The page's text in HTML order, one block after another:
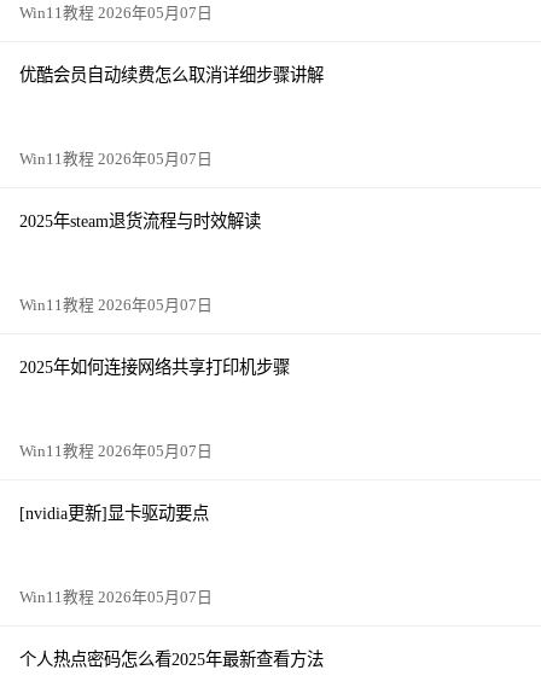
Win11教程 2026年05月07日
优酷会员自动续费怎么取消详细步骤讲解
Win11教程 2026年05月07日
2025年steam退货流程与时效解读
Win11教程 2026年05月07日
2025年如何连接网络共享打印机步骤
Win11教程 2026年05月07日
[nvidia更新]显卡驱动要点
Win11教程 2026年05月07日
个人热点密码怎么看2025年最新查看方法